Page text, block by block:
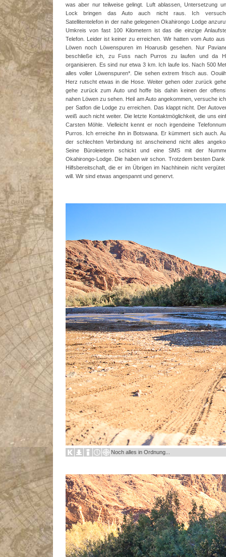
was aber nur teilweise gelingt. Luft ablassen, Untersetzung
Lock bringen das Auto auch nicht raus. Ich
Satellitentelefon in der nahe gelegenen Okahirongo Lodge
Umkreis von fast 100 Kilometern ist das die einzige
Telefon. Leider ist keiner zu erreichen. Wir hatten vom Auto
Löwen noch Löwenspuren im Hoarusib gesehen. Nur
beschließe ich, zu Fuss nach Purros zu laufen und da
organisieren. Es sind nur etwa 3 km. Ich laufe los. Nach 500
alles voller Löwenspuren*. Die sehen extrem frisch aus.
Herz rutscht etwas in die Hose. Weiter gehen oder zurück
gehe zurück zum Auto und hoffe bis dahin keinen der
nahen Löwen zu sehen. Heil am Auto angekommen, versuche
per Satfon die Lodge zu erreichen. Das klappt nicht. Der
weiß auch nicht weiter. Die letzte Kontaktmöglichkeit, die uns
Carsten Möhle. Vielleicht kennt er noch irgendeine
Purros. Ich erreiche ihn in Botswana. Er kümmert sich auch.
der schlechten Verbindung ist anscheinend nicht alles
Seine Büroleieterin schickt und eine SMS mit der
Okahirongo-Lodge. Die haben wir schon. Trotzdem besten
Hilfsbereitschaft, die er im Übrigen im Nachhinein nicht
will. Wir sind etwas angespannt und genervt.
Noch alles in Ordnung...